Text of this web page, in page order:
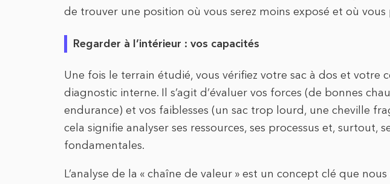
de trouver une position où vous serez moins exposé et où
Regarder à l’intérieur : vos capacités
Une fois le terrain étudié, vous vérifiez votre sac à dos et votre
diagnostic interne. Il s’agit d’évaluer vos forces (de bonnes
endurance) et vos faiblesses (un sac trop lourd, une cheville
cela signifie analyser ses ressources, ses processus et, surtout,
fondamentales.
L’analyse de la « chaîne de valeur » est un concept clé que